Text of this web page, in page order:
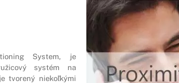
System, je
systém na
tvorený niekoľkými